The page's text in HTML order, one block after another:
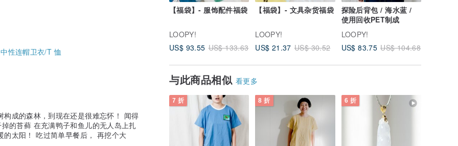
【福袋】- 服饰配件福袋
LOOPY!
US$ 93.55 US$ 133.63
【福袋】- 文具杂货福袋
LOOPY!
US$ 21.37 US$ 30.52
探险后背包 / 海水蓝 /
使用回收PET制成
LOOPY!
US$ 83.75 US$ 104.68
与此商品相似 看更多
7 折 8 折 6 折
中性连帽卫衣/T 恤
成的森林，到现在还是很难忘怀！ 闻得
的苔藓 在充满鸭子和鱼儿的无人岛上扎
太阳！ 吃过简单早餐后， 再挖个大